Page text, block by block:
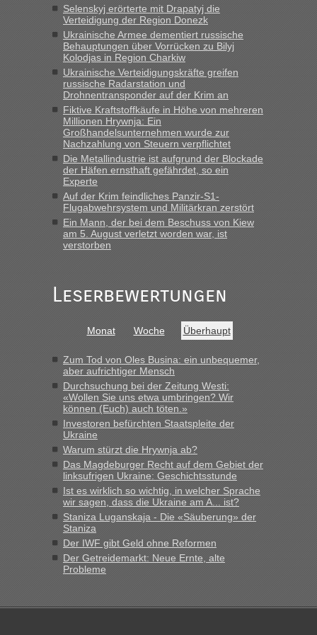
Recht, Visa und Dokumente • Deklaration
gebrauchter Kleidung beim Zoll
„Hallo Leute, ich weiß nicht, ob ich hier richtig bin mit meiner
Anfrage. Ich möchte 4 Umzugskartons mit gebrauchter
Straßen Kleidung bei der Einreise in die Ukraine
mitnehmen. Es ist gebrauchte Kleidung...“
Berichte und Reisetipps • Re: An welchem
Grenzübergang zwischen Polen und der Ukraine geht es am
schnellsten?
„Wir sind mit unserem Wohnmobil, wie geplant am Montag
15.6. in Krakovets rüber. Sehr zeitig los gegen 5 Uhr in der
Früh. Mit sehr sehr wenig Verkehr, super bis zur Grenze. Nur
8 PKW vor der Schranke....“
inBerichte und Reisetipps • Re: An welchem
Grenzübergang zwischen Polen und der Ukraine geht es am
in Krakowez mit dem Kleinbus. Abfertigung ging dann
schnell da auch Passagiere mit EU-Pass dabei waren“
Berichte und Reisetipps • Re: An welchem
Grenzübergang zwischen Polen und der Ukraine geht es am
schnellsten?
„Bin am Montag 15.6.26 um 8 Uhr in Urgyniw ausgereist,
das erste Mal an einem Montagmorgen ca. 15 Fahrzeuge
vor mir, bin sonst der Erste oder Zweite, egal, nach ca 20
Minuten wurde dann die nächste Welle...“
Berichte und Reisetipps • Re: An welchem
Grenzübergang zwischen Polen und der Ukraine geht es am
schnellsten?
„Derzeit, ist es überall sehr voll an den Grenzen Ukraine/
Polen. Zb. Krakovets 100 PKW ca. 10 h Wartezeit. Wollen
Montag rüber, versuchen es sehr früh.“
Selenskyj erörterte mit Drapatyj die
Verteidigung der Region Donezk
Ukrainische Armee dementiert russische
Behauptungen über Vorrücken zu Bilyj
Kolodjas in Region Charkiw
Ukrainische Verteidigungskräfte greifen
russische Radarstation und
Drohnentransponder auf der Krim an
Fiktive Kraftstoffkäufe in Höhe von mehreren
Millionen Hrywnja: Ein
Großhandelsunternehmen wurde zur
Nachzahlung von Steuern verpflichtet
Die Metallindustrie ist aufgrund der Blockade
der Häfen ernsthaft gefährdet, so ein
Experte
Auf der Krim feindliches Panzir-S1-
Flugabwehrsystem und Militärkran zerstört
Ein Mann, der bei dem Beschuss von Kiew
am 5. August verletzt worden war, ist
verstorben
Leserbewertungen
Monat Woche Überhaupt
Zum Tod von Oles Busina: ein unbequemer,
aber aufrichtiger Mensch
Durchsuchung bei der Zeitung Westi:
«Wollen Sie uns etwa umbringen? Wir
können (Euch) auch töten.»
Investoren befürchten Staatspleite der
Ukraine
Warum stürzt die Hrywnja ab?
Das Magdeburger Recht auf dem Gebiet der
linksufrigen Ukraine: Geschichtsstunde
Ist es wirklich so wichtig, in welcher Sprache
wir sagen, dass die Ukraine am A... ist?
Staniza Luganskaja - Die «Säuberung» der
Staniza
Der IWF gibt Geld ohne Reformen
Der Getreidemarkt: Neue Ernte, alte
Probleme